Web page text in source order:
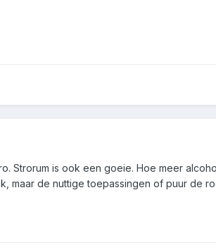
Strorum is ook een goeie. Hoe meer
maar de nuttige toepassingen of puur de